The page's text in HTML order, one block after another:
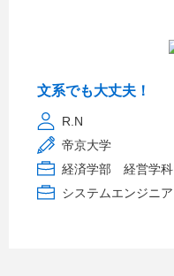
文系でも大丈夫！
R.N
帝京大学
経済学部 経営学科
システムエンジニア